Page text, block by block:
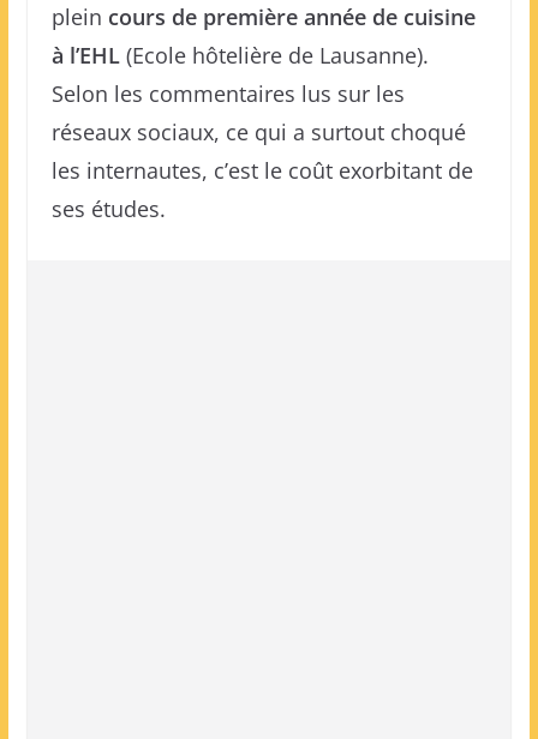
plein cours de première année de cuisine
à l’EHL(Ecole hôtelière de Lausanne).
Selon les commentaires lus sur les
réseaux sociaux, ce qui a surtout choqué
les internautes, c’est le coût exorbitant de
ses études.